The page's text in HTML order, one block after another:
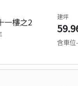
一樓之2 建坪
含車位